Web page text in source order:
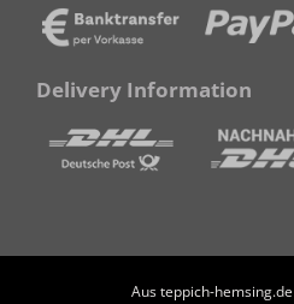
Delivery Information
Aus teppich-